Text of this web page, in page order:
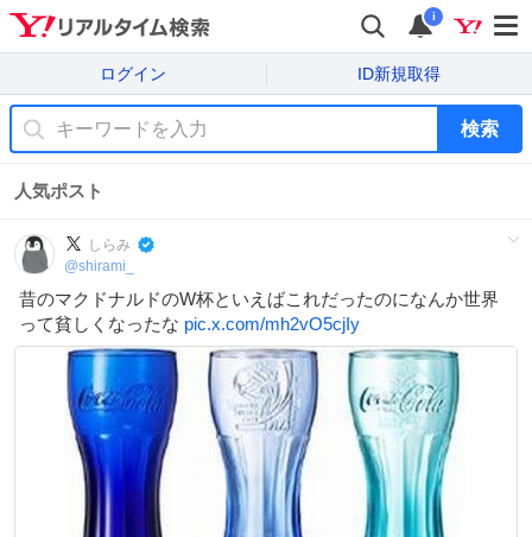
i
ログイン ID新規取得
検索
人気ポスト
しらみ
@shirami_
昔のマクドナルドのW杯といえばこれだったのになんか世界
って貧しくなったな pic.x.com/mh2vO5cjIy